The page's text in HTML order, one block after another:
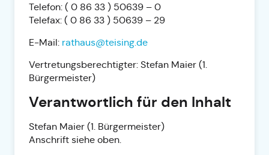
Telefon: ( 0 86 33 ) 50639 – 0
Telefax: ( 0 86 33 ) 50639 – 29
E-Mail: rathaus@teising.de
Vertretungsberechtigter: Stefan Maier (1.
Bürgermeister)
Verantwortlich für den Inhalt
Stefan Maier (1. Bürgermeister)
Anschrift siehe oben.